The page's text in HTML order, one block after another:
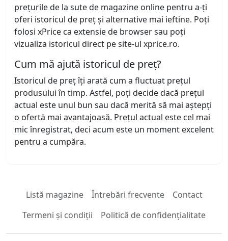
prețurile de la sute de magazine online pentru a-ți
oferi istoricul de preț și alternative mai ieftine. Poți
folosi xPrice ca extensie de browser sau poți
vizualiza istoricul direct pe site-ul xprice.ro.
Cum mă ajută istoricul de preț?
Istoricul de preț îți arată cum a fluctuat prețul
produsului în timp. Astfel, poți decide dacă prețul
actual este unul bun sau dacă merită să mai aștepți
o ofertă mai avantajoasă. Prețul actual este cel mai
mic înregistrat, deci acum este un moment excelent
pentru a cumpăra.
Listă magazine Întrebări frecvente
Contact
Termeni și condiții
Politică de confidențialitate